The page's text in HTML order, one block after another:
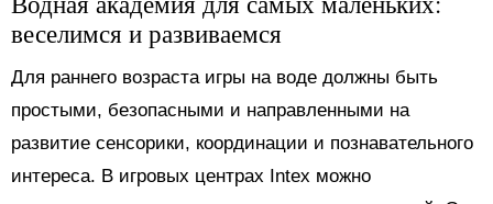
веселимся и развиваемся
Для раннего возраста игры на воде должны быть
простыми, безопасными и направленными на
развитие сенсорики, координации и познавательного
интереса. В игровых центрах Intex можно